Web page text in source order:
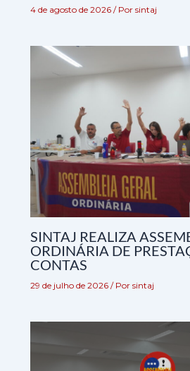
4 de agosto de 2026 / Por sintaj
SINTAJ REALIZA
ORDINÁRIA DE
CONTAS
29 de julho de 2026 / Por sintaj